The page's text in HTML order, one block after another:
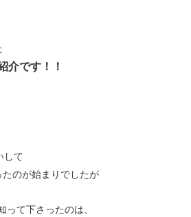
介です！！
して
のが始まりでしたが
て下さったのは、